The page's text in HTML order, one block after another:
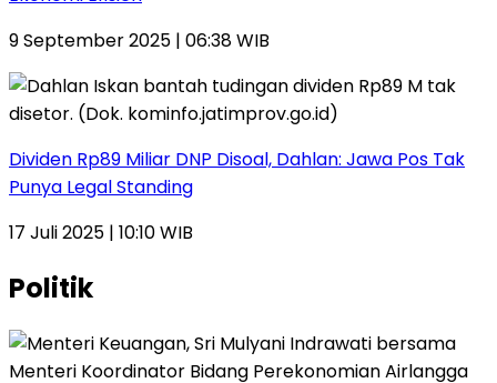
9 September 2025 | 06:38 WIB
Dividen Rp89 Miliar DNP Disoal, Dahlan: Jawa Pos Tak
Punya Legal Standing
17 Juli 2025 | 10:10 WIB
Politik